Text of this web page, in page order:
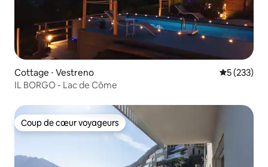
Cottage ⋅ Vestreno Évaluation
5 (233)
IL BORGO - Lac de Côme
Coup de cœur voyageurs
Coup de cœur voyageurs